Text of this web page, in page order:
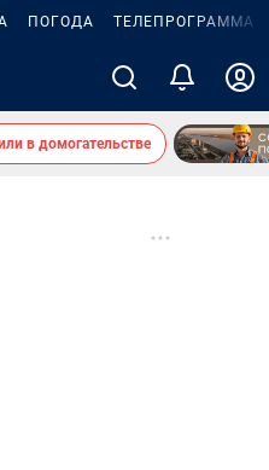
ПОГОДА ТЕЛЕПРОГРАММА
в домогательстве